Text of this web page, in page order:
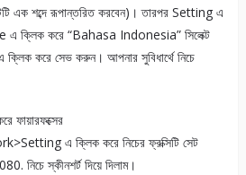
এক শব্দে রূপান্তরিত করবেন)। তারপর Setting এ
ক্লিক করে “Bahasa Indonesia” সিলেক্ট
করে সেভ করুন। আপনার সুবিধার্থে নিচে
ফায়ারফক্সের
এ ক্লিক করে নিচের ফ্রক্সিটি সেট
স্কীনশর্ট দিয়ে দিলাম।